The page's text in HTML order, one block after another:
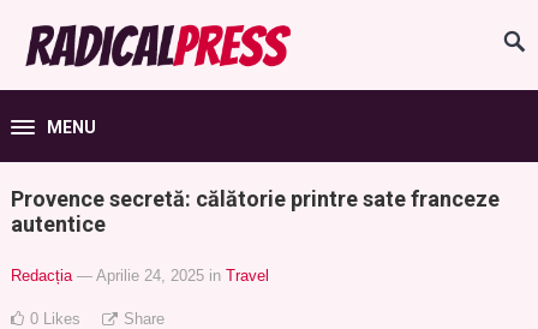
MENU
Provence secretă: călătorie printre sate franceze
autentice
Redacția — Aprilie 24, 2025 in Travel
0 Likes Share